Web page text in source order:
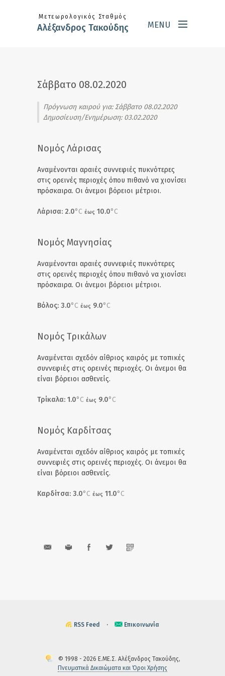
Μετεωρολογικός Σταθμός
Αλέξανδρος Τακούδης MENU
Σάββατο 08.02.2020
Πρόγνωση καιρού για:Σάββατο 08.02.2020
Δημοσίευση/Ενημέρωση: 03.02.2020
Νομός Λάρισας
Αναμένονται αραιές συννεφιές πυκνότερες
στις ορεινές περιοχές όπου πιθανό να χιονίσει
πρόσκαιρα. Οι άνεμοι βόρειοι μέτριοι.
Λάρισα: 2.0°C έως 10.0°C
Νομός Μαγνησίας
Αναμένονται αραιές συννεφιές πυκνότερες
στις ορεινές περιοχές όπου πιθανό να χιονίσει
πρόσκαιρα. Οι άνεμοι βόρειοι μέτριοι.
Βόλος: 3.0°C έως 9.0°C
Νομός Τρικάλων
Αναμένεται σχεδόν αίθριος καιρός με τοπικές
συννεφιές στις ορεινές περιοχές. Οι άνεμοι θα
είναι βόρειοι ασθενείς.
Τρίκαλα: 1.0°C έως 9.0°C
Νομός Καρδίτσας
Αναμένεται σχεδόν αίθριος καιρός με τοπικές
συννεφιές στις ορεινές περιοχές. Οι άνεμοι θα
είναι βόρειοι ασθενείς.
Καρδίτσα: 3.0°C έως 11.0°C
RSS Feed · Επικοινωνία
© 1998 - 2026 Ε.ΜΕ.Σ. Αλέξανδρος Τακούδης,
Πνευματικά Δικαιώματα και Όροι Χρήσης